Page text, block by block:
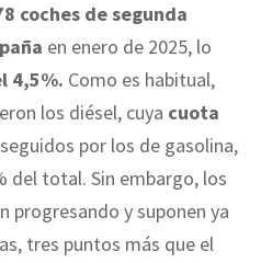
coches de segunda
en enero de 2025, lo
4,5%. Como es habitual,
los diésel, cuya cuota
por los de gasolina,
del total. Sin embargo, los
progresando y suponen ya
tres puntos más que el